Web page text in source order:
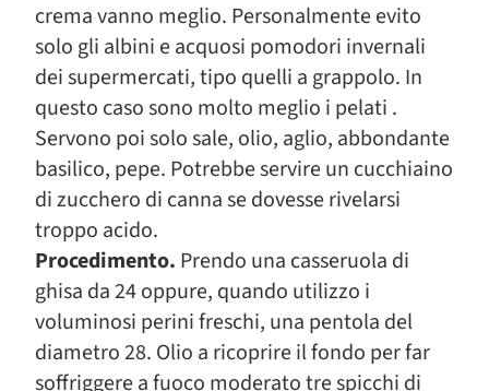
crema vanno meglio. Personalmente evito
solo gli albini e acquosi pomodori invernali
dei supermercati, tipo quelli a grappolo. In
questo caso sono molto meglio i pelati .
Servono poi solo sale, olio, aglio, abbondante
basilico, pepe. Potrebbe servire un cucchiaino
di zucchero di canna se dovesse rivelarsi
troppo acido.
Procedimento. Prendo una casseruola di
ghisa da 24 oppure, quando utilizzo i
voluminosi perini freschi, una pentola del
diametro 28. Olio a ricoprire il fondo per far
soffriggere a fuoco moderato tre spicchi di